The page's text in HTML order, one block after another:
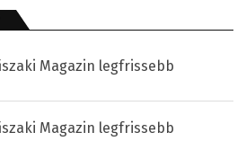
Magazin legfrissebb
Magazin legfrissebb